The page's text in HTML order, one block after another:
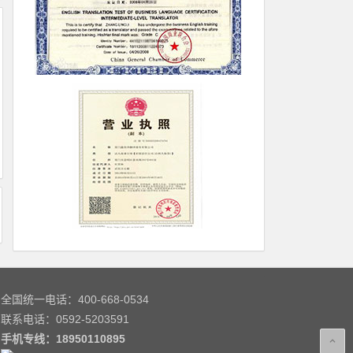
全国统一电话：400-668-0534
联系电话：0592-5203591
手机专线： 18950110895